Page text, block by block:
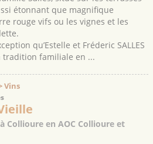
étonnant que magnifique
rouge vifs ou les vignes et les
qu’Estelle et Fréderic SALLES
familiale en ...
Vins
Collioure en AOC Collioure et